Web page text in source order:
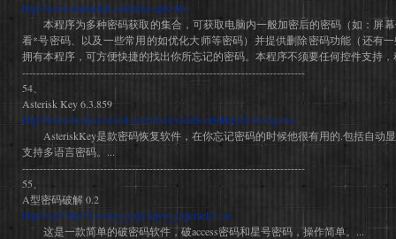
http://www.romanlab.com/apw/apw.zip
本程序为多种密码获取的集合，可获取电脑内一般加密后的密码（如：屏幕
看*号密码、以及一些常用的如优化大师等密码）并提供删除密码功能（还有
拥有本程序，可方便快捷的找出你所忘记的密码。本程序不须要任何控件支持
--------------------------------------------------------------------------------
54、
Asterisk Key 6.3.859
http://www.lostpassword.com/f/downloads/ariskkey/ariskkey.exe
AsteriskKey是款密码恢复软件，在你忘记密码的时候他很有用的.包括自动
支持多语言密码。...
--------------------------------------------------------------------------------
55、
A型密码破解 0.2
http://sap2.6to23.com/pggpjj1/up/pggpjjcrack2.rar
这是一款简单的破密码软件，破access密码和星号密码，操作简单。...